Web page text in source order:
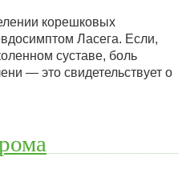
корешковых
Ласега. Если,
суставе, боль
— это свидетельствует о